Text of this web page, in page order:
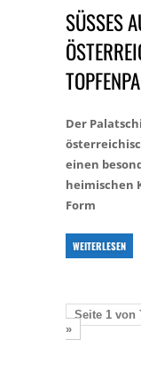
SÜSSES
Der
einen
heimischen
Form
WEITERLESEN
Seite 1 von
»